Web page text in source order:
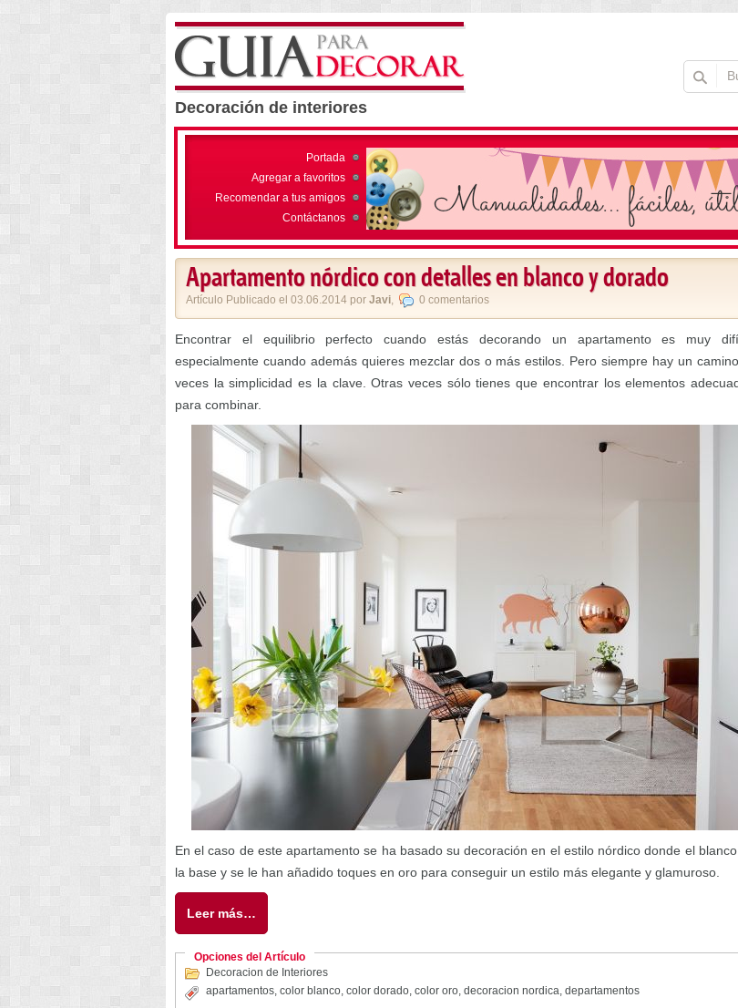
Decoración de interiores
Portada
Agregar a favoritos
Recomendar a tus amigos
Contáctanos
Apartamento nórdico con detalles en blanco y dorado
Artículo Publicado el 03.06.2014 por Javi, 0 comentarios
Encontrar el equilibrio perfecto cuando estás decorando un apartamento es muy
especialmente cuando además quieres mezclar dos o más estilos. Pero siempre hay un
veces la simplicidad es la clave. Otras veces sólo tienes que encontrar los elementos
para combinar.
En el caso de este apartamento se ha basado su decoración en el estilo nórdico donde el
la base y se le han añadido toques en oro para conseguir un estilo más elegante y glamuroso.
Leer más…
Opciones del Artículo
Decoracion de Interiores
apartamentos, color blanco, color dorado, color oro, decoracion nordica, departamentos